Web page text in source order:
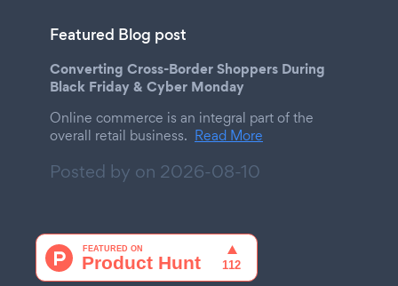
Featured Blog post
Converting Cross-Border Shoppers During
Black Friday & Cyber Monday
Online commerce is an integral part of the
overall retail business. Read More
Posted by on 2026-08-10